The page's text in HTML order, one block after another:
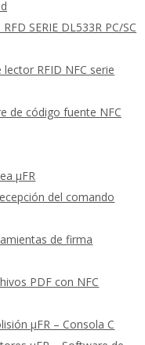
SERIE DL533R PC/SC
RFID NFC serie
de código fuente NFC
μFR
del comando
de firma
PDF con NFC
μFR – Consola C